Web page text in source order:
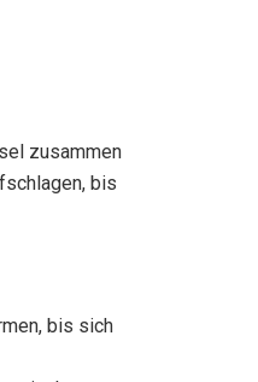
zusammen
bis
bis sich